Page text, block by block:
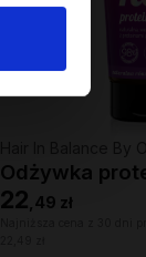
Odżywka
22 49 zł